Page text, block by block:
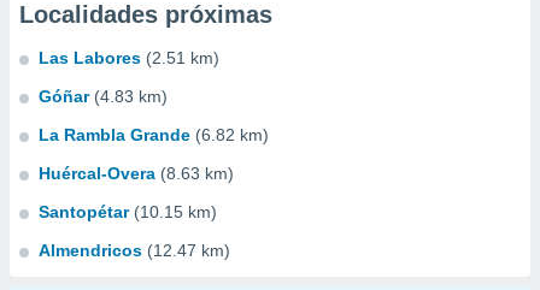
Localidades próximas
Las Labores (2.51 km)
Góñar (4.83 km)
La Rambla Grande (6.82 km)
Huércal-Overa (8.63 km)
Santopétar (10.15 km)
Almendricos (12.47 km)